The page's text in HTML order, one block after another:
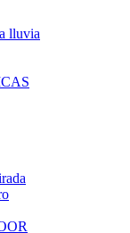
lluvia